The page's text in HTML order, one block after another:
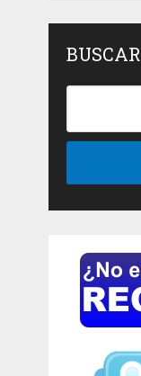
BUSCAR